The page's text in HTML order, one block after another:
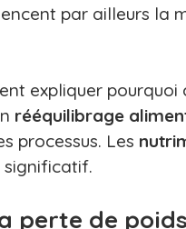
par ailleurs la
expliquer
rééquilibrage
processus. Les
significatif.
perte de poids